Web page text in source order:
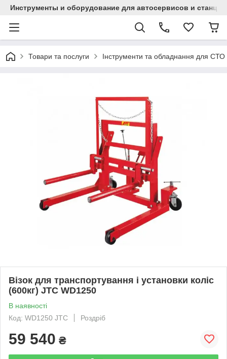
Инструменты и оборудование для автосервисов и
Товари та послуги Інструменти та обладнання для СТО
Візок для транспортування і установки коліс
(600кг) JTC WD1250
В наявності
Код: WD1250 JTC
Роздріб
59 540 ₴